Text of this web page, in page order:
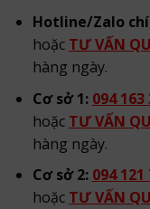
Hotline/Zalo
hoặc TƯ VẤN
hàng ngày.
Cơ sở 1: 094 163
hoặc TƯ VẤN
hàng ngày.
Cơ sở 2: 094 121
hoặc TƯ VẤN